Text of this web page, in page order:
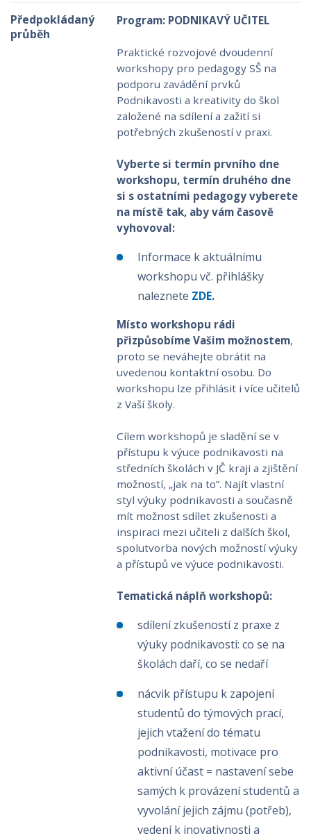
Předpokládaný
průběh
Program: PODNIKAVÝ UČITEL
Praktické rozvojové dvoudenní
workshopy pro pedagogy SŠ na
podporu zavádění prvků
Podnikavosti a kreativity do škol
založené na sdílení a zažití si
potřebných zkušeností v praxi.
Vyberte si termín prvního dne
workshopu, termín druhého dne
si s ostatními pedagogy vyberete
na místě tak, aby vám časově
vyhovoval:
Informace k aktuálnímu
workshopu vč. přihlášky
naleznete ZDE.
Místo workshopu rádi
přizpůsobíme Vašim možnostem,
proto se neváhejte obrátit na
uvedenou kontaktní osobu. Do
workshopu lze přihlásit i více učitelů
z Vaší školy.
​Cílem workshopů je sladění se v
přístupu k výuce podnikavosti na
středních školách v JČ kraji a zjištění
možností, „jak na to”. Najít vlastní
styl výuky podnikavosti a současně
mít možnost sdílet zkušenosti a
inspiraci mezi učiteli z dalších škol,
spolutvorba nových možností výuky
a přístupů ve výuce podnikavosti.
Tematická náplň workshopů:
sdílení zkušeností z praxe z
výuky podnikavosti: co se na
školách daří, co se nedaří
nácvik přístupu k zapojení
studentů do týmových prací,
jejich vtažení do tématu
podnikavosti, motivace pro
aktivní účast = nastavení sebe
samých k provázení studentů a
vyvolání jejich zájmu (potřeb),
vedení k inovativnosti a